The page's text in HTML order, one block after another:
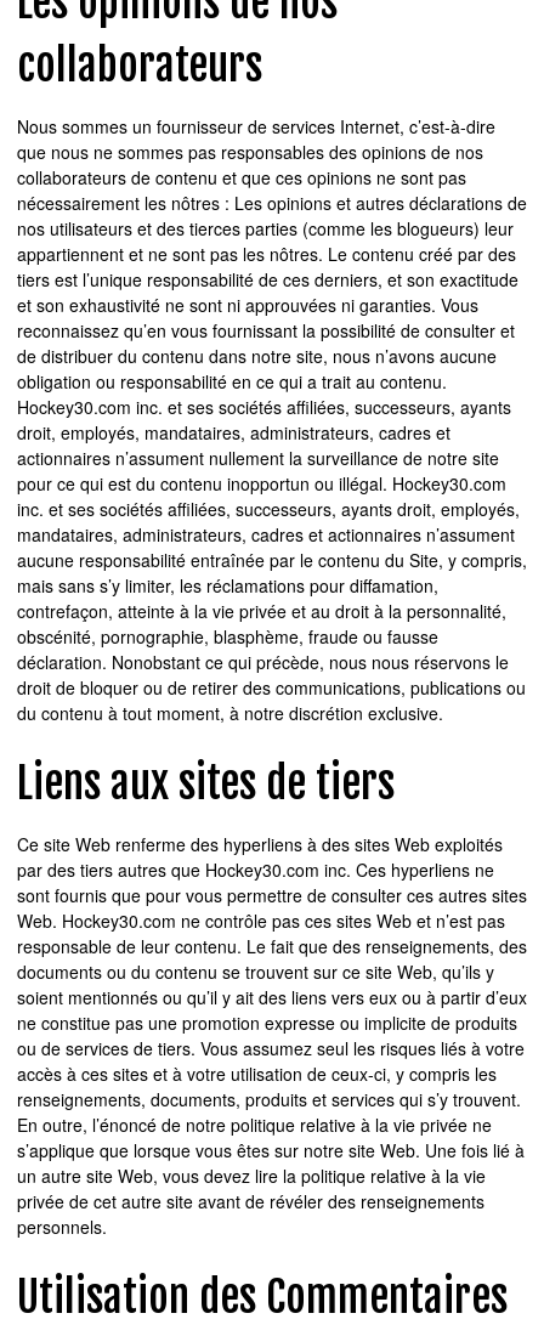
collaborateurs
Nous sommes un fournisseur de services Internet, c’est-à-dire
que nous ne sommes pas responsables des opinions de nos
collaborateurs de contenu et que ces opinions ne sont pas
nécessairement les nôtres : Les opinions et autres déclarations de
nos utilisateurs et des tierces parties (comme les blogueurs) leur
appartiennent et ne sont pas les nôtres. Le contenu créé par des
tiers est l’unique responsabilité de ces derniers, et son exactitude
et son exhaustivité ne sont ni approuvées ni garanties. Vous
reconnaissez qu’en vous fournissant la possibilité de consulter et
de distribuer du contenu dans notre site, nous n’avons aucune
obligation ou responsabilité en ce qui a trait au contenu.
Hockey30.com inc. et ses sociétés affiliées, successeurs, ayants
droit, employés, mandataires, administrateurs, cadres et
actionnaires n’assument nullement la surveillance de notre site
pour ce qui est du contenu inopportun ou illégal. Hockey30.com
inc. et ses sociétés affiliées, successeurs, ayants droit, employés,
mandataires, administrateurs, cadres et actionnaires n’assument
aucune responsabilité entraînée par le contenu du Site, y compris,
mais sans s’y limiter, les réclamations pour diffamation,
contrefaçon, atteinte à la vie privée et au droit à la personnalité,
obscénité, pornographie, blasphème, fraude ou fausse
déclaration. Nonobstant ce qui précède, nous nous réservons le
droit de bloquer ou de retirer des communications, publications ou
du contenu à tout moment, à notre discrétion exclusive.
Liens aux sites de tiers
Ce site Web renferme des hyperliens à des sites Web exploités
par des tiers autres que Hockey30.com inc. Ces hyperliens ne
sont fournis que pour vous permettre de consulter ces autres sites
Web. Hockey30.com ne contrôle pas ces sites Web et n’est pas
responsable de leur contenu. Le fait que des renseignements, des
documents ou du contenu se trouvent sur ce site Web, qu’ils y
soient mentionnés ou qu’il y ait des liens vers eux ou à partir d’eux
ne constitue pas une promotion expresse ou implicite de produits
ou de services de tiers. Vous assumez seul les risques liés à votre
accès à ces sites et à votre utilisation de ceux-ci, y compris les
renseignements, documents, produits et services qui s’y trouvent.
En outre, l’énoncé de notre politique relative à la vie privée ne
s’applique que lorsque vous êtes sur notre site Web. Une fois lié à
un autre site Web, vous devez lire la politique relative à la vie
privée de cet autre site avant de révéler des renseignements
personnels.
Utilisation des Commentaires